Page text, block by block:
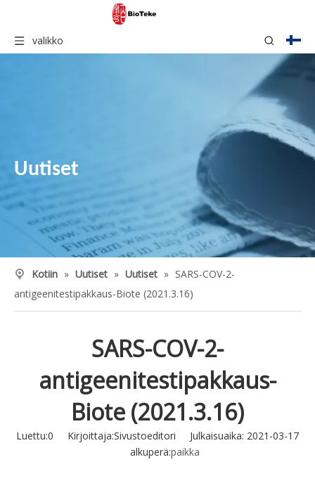
valikko
Uutiset
Kotiin » Uutiset » Uutiset » SARS-COV-2-
antigeenitestipakkaus-Biote (2021.3.16)
SARS-COV-2-
antigeenitestipakkaus-
Biote (2021.3.16)
Luettu:0 Kirjoittaja:Sivustoeditori Julkaisuaika: 2021-03-17
alkuperä:paikka